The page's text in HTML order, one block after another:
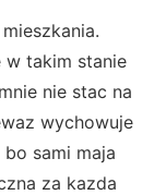
w takim stanie
nie stac na
wychowuje
sami maja
za kazda